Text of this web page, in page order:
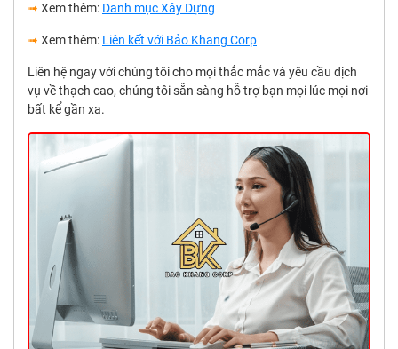
➟ Xem thêm: Danh mục Xây Dựng
➟ Xem thêm: Liên kết với Bảo Khang Corp
Liên hệ ngay với chúng tôi cho mọi thắc mắc và yêu cầu dịch
vụ về thạch cao, chúng tôi sẵn sàng hỗ trợ bạn mọi lúc mọi nơi
bất kể gần xa.